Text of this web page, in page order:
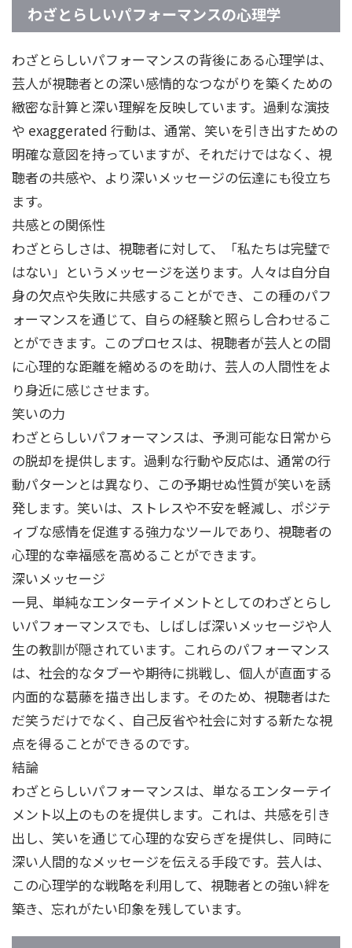
わざとらしいパフォーマンスの心理学
わざとらしいパフォーマンスの背後にある心理学は、
芸人が視聴者との深い感情的なつながりを築くための
緻密な計算と深い理解を反映しています。過剰な演技
や exaggerated 行動は、通常、笑いを引き出すための
明確な意図を持っていますが、それだけではなく、視
聴者の共感や、より深いメッセージの伝達にも役立ち
ます。
共感との関係性
わざとらしさは、視聴者に対して、「私たちは完璧で
はない」というメッセージを送ります。人々は自分自
身の欠点や失敗に共感することができ、この種のパフ
ォーマンスを通じて、自らの経験と照らし合わせるこ
とができます。このプロセスは、視聴者が芸人との間
に心理的な距離を縮めるのを助け、芸人の人間性をよ
り身近に感じさせます。
笑いの力
わざとらしいパフォーマンスは、予測可能な日常から
の脱却を提供します。過剰な行動や反応は、通常の行
動パターンとは異なり、この予期せぬ性質が笑いを誘
発します。笑いは、ストレスや不安を軽減し、ポジテ
ィブな感情を促進する強力なツールであり、視聴者の
心理的な幸福感を高めることができます。
深いメッセージ
一見、単純なエンターテイメントとしてのわざとらし
いパフォーマンスでも、しばしば深いメッセージや人
生の教訓が隠されています。これらのパフォーマンス
は、社会的なタブーや期待に挑戦し、個人が直面する
内面的な葛藤を描き出します。そのため、視聴者はた
だ笑うだけでなく、自己反省や社会に対する新たな視
点を得ることができるのです。
結論
わざとらしいパフォーマンスは、単なるエンターテイ
メント以上のものを提供します。これは、共感を引き
出し、笑いを通じて心理的な安らぎを提供し、同時に
深い人間的なメッセージを伝える手段です。芸人は、
この心理学的な戦略を利用して、視聴者との強い絆を
築き、忘れがたい印象を残しています。